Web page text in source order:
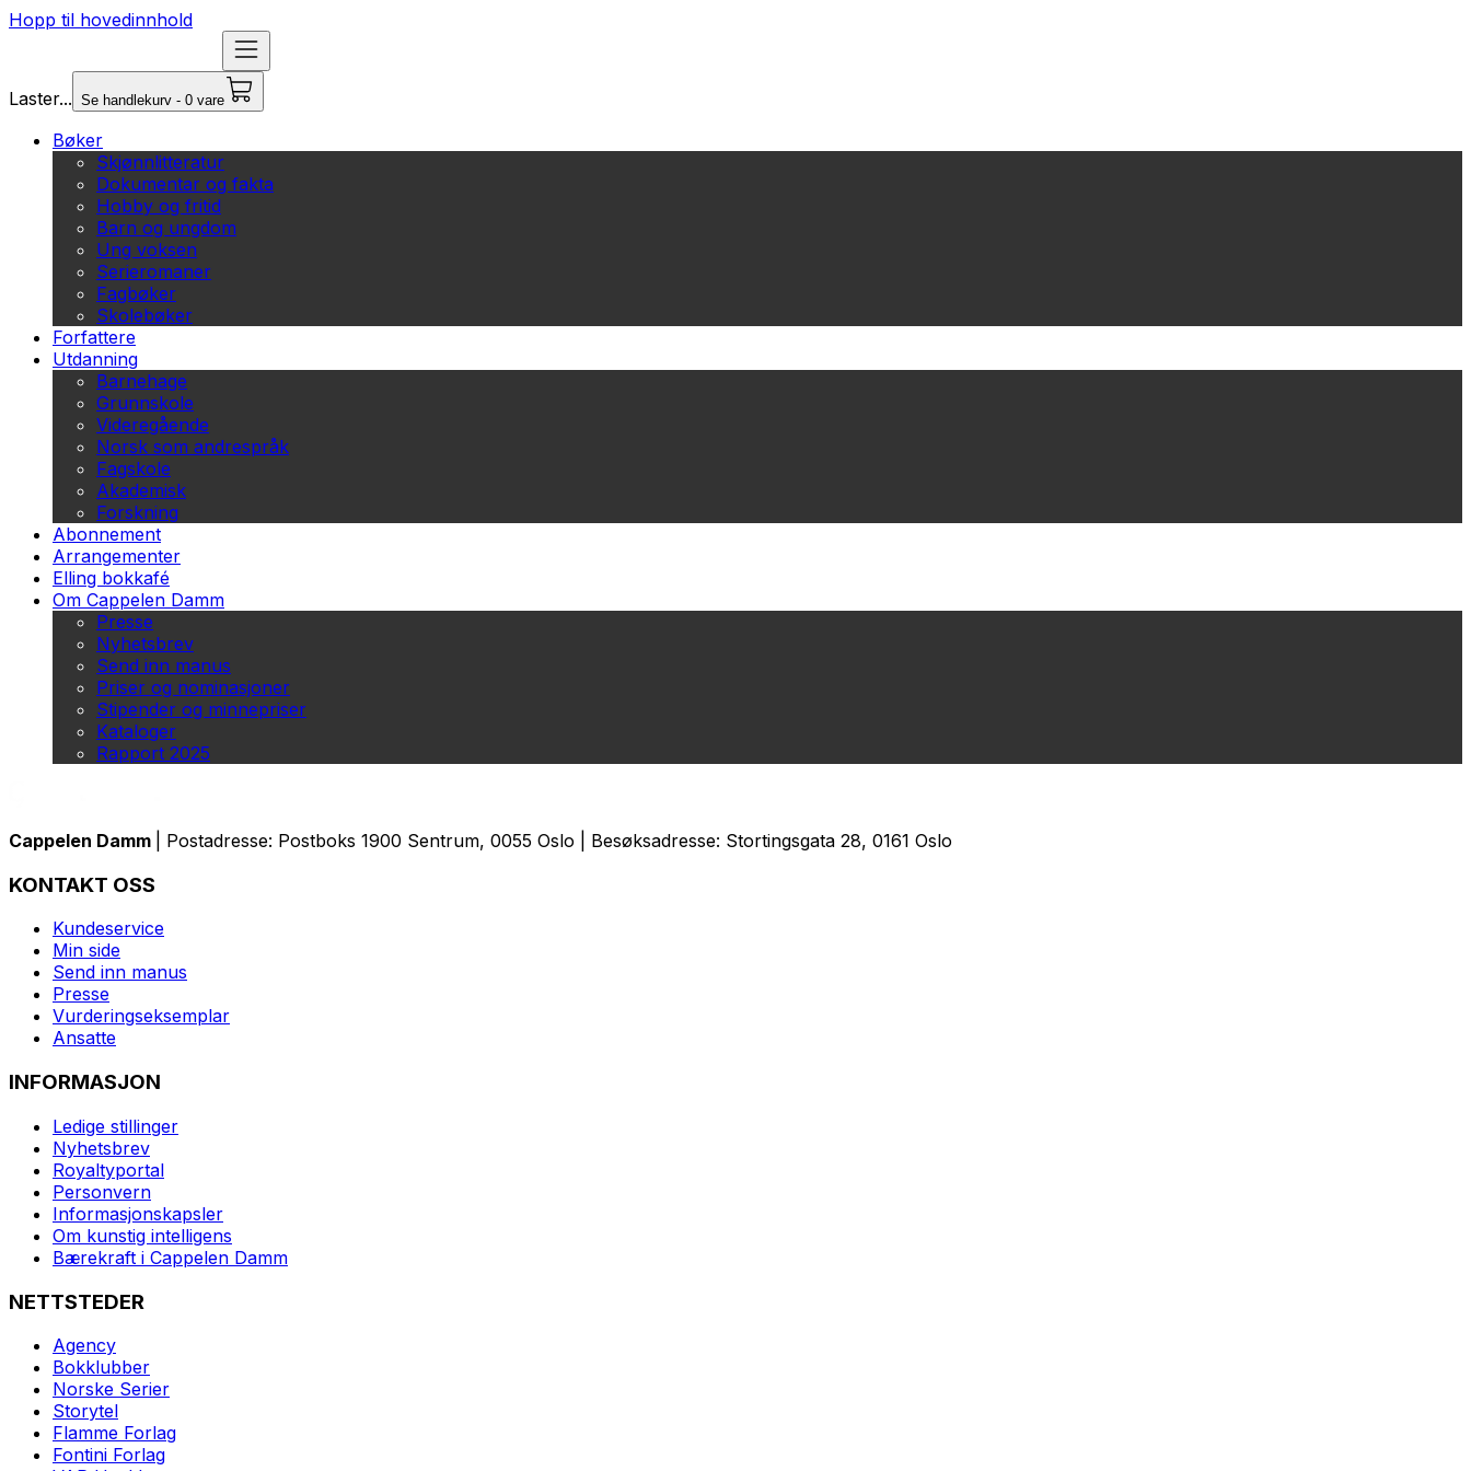
Hopp til hovedinnhold
Laster... Se handlekurv - 0 vare
Bøker
Skjønnlitteratur
Dokumentar og fakta
Hobby og fritid
Barn og ungdom
Ung voksen
Serieromaner
Fagbøker
Skolebøker
Forfattere
Utdanning
Barnehage
Grunnskole
Videregående
Norsk som andrespråk
Fagskole
Akademisk
Forskning
Abonnement
Arrangementer
Elling bokkafé
Om Cappelen Damm
Presse
Nyhetsbrev
Send inn manus
Priser og nominasjoner
Stipender og minnepriser
Kataloger
Rapport 2025
Cappelen Damm | Postadresse: Postboks 1900 Sentrum, 0055 Oslo | Besøksadresse: Stortingsgata 28, 0161 Oslo
KONTAKT OSS
Kundeservice
Min side
Send inn manus
Presse
Vurderingseksemplar
Ansatte
INFORMASJON
Ledige stillinger
Nyhetsbrev
Royaltyportal
Personvern
Informasjonskapsler
Om kunstig intelligens
Bærekraft i Cappelen Damm
NETTSTEDER
Agency
Bokklubber
Norske Serier
Storytel
Flamme Forlag
Fontini Forlag